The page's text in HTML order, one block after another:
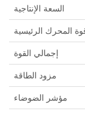
السعة الإنتاجية
المحرك الرئيسية
إجمالي القوة
مزود الطاقة
مؤشر الضوضاء